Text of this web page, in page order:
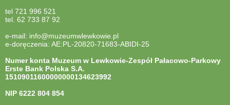
tel 721 996 521
tel. 62 733 87 92
e-mail: info@muzeumwlewkowie.pl
e-doręczenia: AE:PL-20820-71683-ABIDI-25
Numer konta Muzeum w Lewkowie-Zespół Pałacowo-Parkowy
Erste Bank Polska S.A.
15109011600000000134623992
NIP 6222 804 854